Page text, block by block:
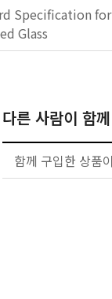
Specification
Glass
다른 사람이 함
함께 구입한 상품